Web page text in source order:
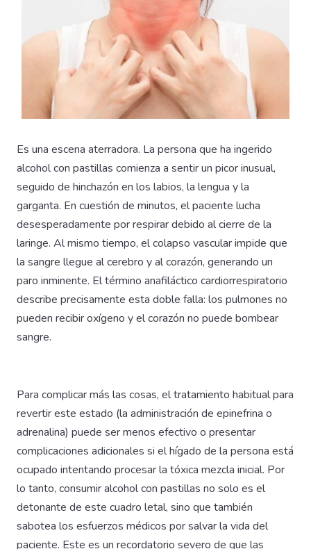
Es una escena aterradora. La persona que ha ingerido
alcohol con pastillas comienza a sentir un picor inusual,
seguido de hinchazón en los labios, la lengua y la
garganta. En cuestión de minutos, el paciente lucha
desesperadamente por respirar debido al cierre de la
laringe. Al mismo tiempo, el colapso vascular impide que
la sangre llegue al cerebro y al corazón, generando un
paro inminente. El término anafiláctico cardiorrespiratorio
describe precisamente esta doble falla: los pulmones no
pueden recibir oxígeno y el corazón no puede bombear
sangre.
Para complicar más las cosas, el tratamiento habitual para
revertir este estado (la administración de epinefrina o
adrenalina) puede ser menos efectivo o presentar
complicaciones adicionales si el hígado de la persona está
ocupado intentando procesar la tóxica mezcla inicial. Por
lo tanto, consumir alcohol con pastillas no solo es el
detonante de este cuadro letal, sino que también
sabotea los esfuerzos médicos por salvar la vida del
paciente. Este es un recordatorio severo de que las